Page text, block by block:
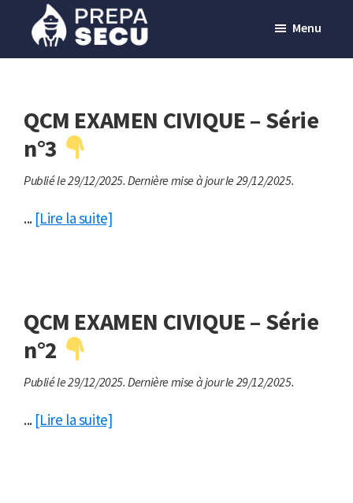
contenuPrepasecu
de
préparation
aux
métiers
de
la
Menu
QCM EXAMEN CIVIQUE – Série
n°3
Publié le 29/12/2025. Dernière mise à jour le 29/12/2025.
... [Lire la suite]
QCM EXAMEN CIVIQUE – Série
n°2
Publié le 29/12/2025. Dernière mise à jour le 29/12/2025.
... [Lire la suite]